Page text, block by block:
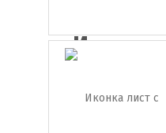
Иконка
тетрадный
...